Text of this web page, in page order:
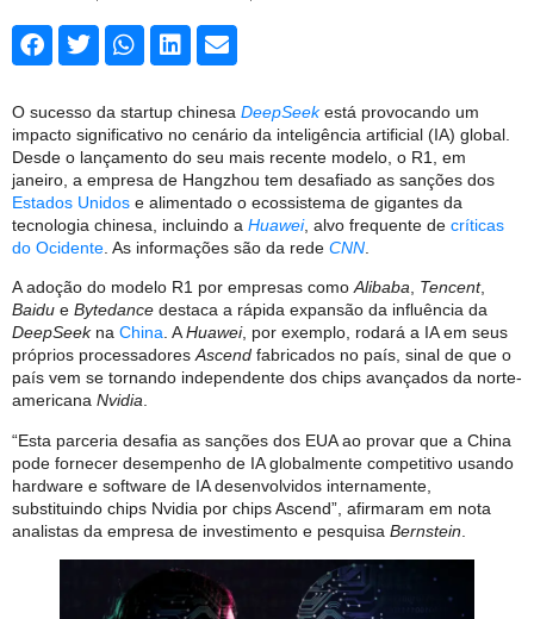
O sucesso da startup chinesa DeepSeekestá provocando um
impacto significativo no cenário da inteligência artificial (IA) global.
Desde o lançamento do seu mais recente modelo, o R1, em
janeiro, a empresa de Hangzhou tem desafiado as sanções dos
Estados Unidos e alimentado o ecossistema de gigantes da
tecnologia chinesa, incluindo a Huawei, alvo frequente de críticas
do Ocidente . As informações são da rede CNN
A adoção do modelo R1 por empresas comoAlibaba, Tencent,
Baidu e Bytedance destaca a rápida expansão da influência da
DeepSeekna China. AHuawei, por exemplo, rodará a IA em seus
próprios processadoresAscend fabricados no país, sinal de que o
país vem se tornando independente dos chips avançados da norte-
americana Nvidia.
“Esta parceria desafia as sanções dos EUA ao provar que a China
pode fornecer desempenho de IA globalmente competitivo usando
hardware e software de IA desenvolvidos internamente,
substituindo chips Nvidia por chips Ascend”, afirmaram em nota
analistas da empresa de investimento e pesquisa Bernstein